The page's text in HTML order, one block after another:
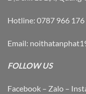
Hotline: 0787 966 176
Email:
FOLLOW US
Facebook – Zalo –